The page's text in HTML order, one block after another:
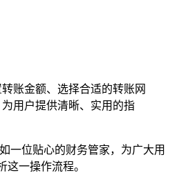
账金额、选择合适的转账网
用户提供清晰、实用的指
一位贴心的财务管家，为广大用
一操作流程。